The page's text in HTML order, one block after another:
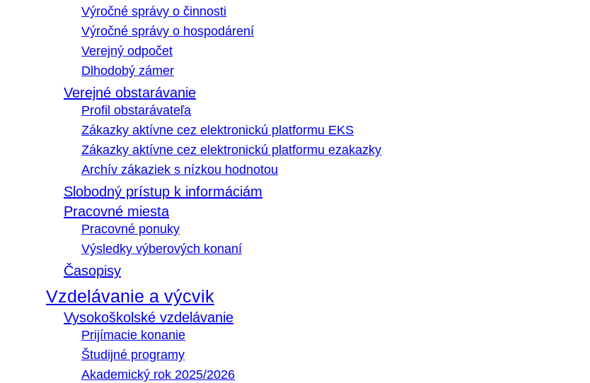
Výročné správy o činnosti
Výročné správy o hospodárení
Verejný odpočet
Dlhodobý zámer
Verejné obstarávanie
Profil obstarávateľa
Zákazky aktívne cez elektronickú platformu EKS
Zákazky aktívne cez elektronickú platformu ezakazky
Archív zákaziek s nízkou hodnotou
Slobodný prístup k informáciám
Pracovné miesta
Pracovné ponuky
Výsledky výberových konaní
Časopisy
Vzdelávanie a výcvik
Vysokoškolské vzdelávanie
Prijímacie konanie
Študijné programy
Akademický rok 2025/2026